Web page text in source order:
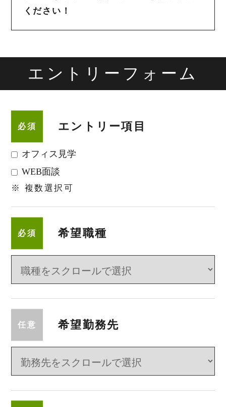
ください！
エントリーフォーム
必須 エントリー項目
オフィス見学
WEB面談
※ 複数選択可
必須 希望職種
任意 希望勤務先